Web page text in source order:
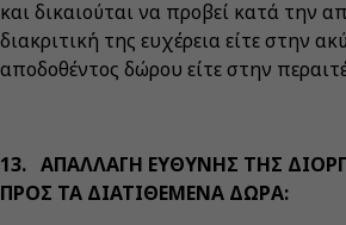
και δικαιούται να προβεί κατά την
διακριτική της ευχέρεια είτε στην
αποδοθέντος δώρου είτε στην
13. ΑΠΑΛΛΑΓΗ ΕΥΘΥΝΗΣ ΤΗΣ
ΠΡΟΣ ΤΑ ΔΙΑΤΙΘΕΜΕΝΑ ΔΩΡΑ: